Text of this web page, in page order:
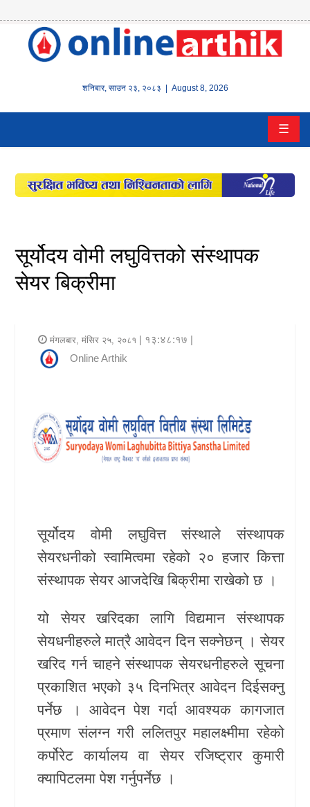
शनिबार, साउन २३, २०८३ | August 8, 2026
होम
वित्त
इन्स्योरेन्स
पूँजीबजार
अटो
भिडियो
अन्य
प्रविधि
शिक्षा
स्वास्थ्य
खेलकुद
Unicode
☰
सूर्योदय वोमी लघुवित्तको संस्थापक
सेयर बिक्रीमा
मंगलबार, मंसिर २५, २०८१ | १३:४८:१७ |
Online Arthik
सूर्योदय वोमी लघुवित्त संस्थाले संस्थापक
सेयरधनीको स्वामित्वमा रहेको २० हजार कित्ता
संस्थापक सेयर आजदेखि बिक्रीमा राखेको छ ।
यो सेयर खरिदका लागि विद्यमान संस्थापक
सेयधनीहरुले मात्रै आवेदन दिन सक्नेछन् । सेयर
खरिद गर्न चाहने संस्थापक सेयरधनीहरुले सूचना
प्रकाशित भएको ३५ दिनभित्र आवेदन दिईसक्नु
पर्नेछ । आवेदन पेश गर्दा आवश्यक कागजात
प्रमाण संलग्न गरी ललितपुर महालक्ष्मीमा रहेको
कर्पोरेट कार्यालय वा सेयर रजिष्ट्रार कुमारी
क्यापिटलमा पेश गर्नुपर्नेछ ।